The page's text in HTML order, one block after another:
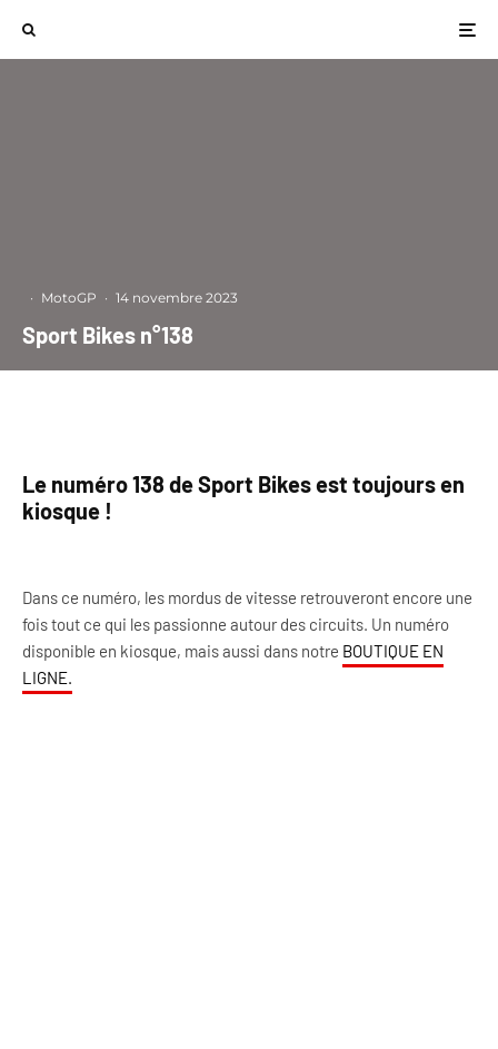
· MotoGP · 14 novembre 2023
Sport Bikes n°138
Le numéro 138 de Sport Bikes est toujours en
kiosque !
Dans ce numéro, les mordus de vitesse retrouveront encore une
fois tout ce qui les passionne autour des circuits. Un numéro
disponible en kiosque, mais aussi dans notre BOUTIQUE EN
LIGNE.